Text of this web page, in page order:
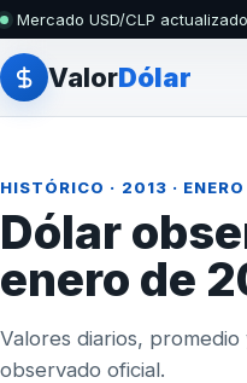
Mercado USD/CLP actualizado
ValorDólar
HISTÓRICO · 2013 · ENERO
Dólar
enero de
Valores diarios,
observado oficial.